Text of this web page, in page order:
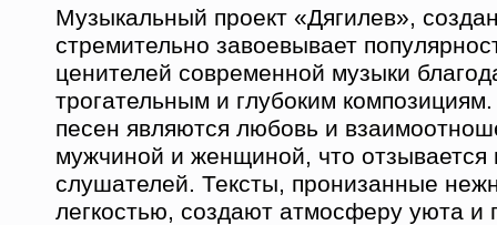
Музыкальный проект «Дягилев»,
стремительно завоевывает
ценителей современной музыки
трогательным и глубоким
песен являются любовь и
мужчиной и женщиной, что отзывается
слушателей. Тексты, пронизанные
легкостью, создают атмосферу уюта и